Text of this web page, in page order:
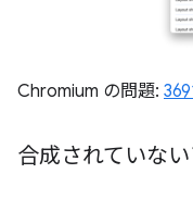
Chromium の問題:
合成されていな